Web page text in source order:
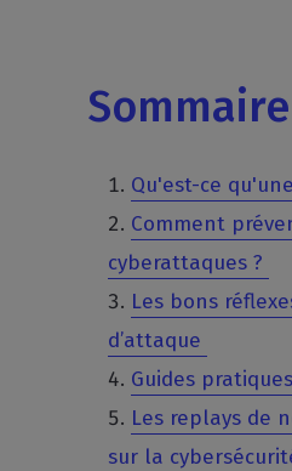
Sommaire
Qu'est-ce
Comment
cyberattaques ?
Les bons
d’attaque
Guides pratiques
Les replays de
sur la